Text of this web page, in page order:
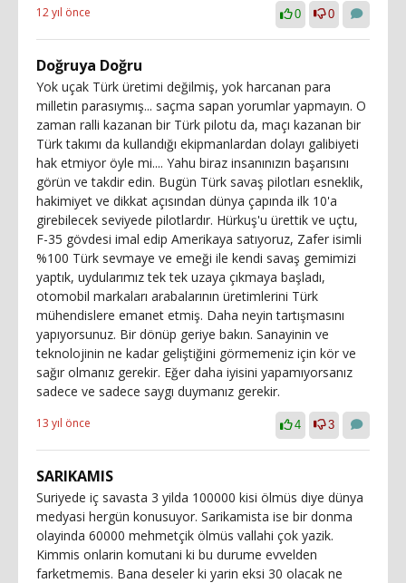
12 yıl önce 0 0
Doğruya Doğru
Yok uçak Türk üretimi değilmiş, yok harcanan para
milletin parasıymış... saçma sapan yorumlar yapmayın. O
zaman ralli kazanan bir Türk pilotu da, maçı kazanan bir
Türk takımı da kullandığı ekipmanlardan dolayı galibiyeti
hak etmiyor öyle mi.... Yahu biraz insanınızın başarısını
görün ve takdir edin. Bugün Türk savaş pilotları esneklik,
hakimiyet ve dikkat açısından dünya çapında ilk 10'a
girebilecek seviyede pilotlardır. Hürkuş'u ürettik ve uçtu,
F-35 gövdesi imal edip Amerikaya satıyoruz, Zafer isimli
%100 Türk sevmaye ve emeği ile kendi savaş gemimizi
yaptık, uydularımız tek tek uzaya çıkmaya başladı,
otomobil markaları arabalarının üretimlerini Türk
mühendislere emanet etmiş. Daha neyin tartışmasını
yapıyorsunuz. Bir dönüp geriye bakın. Sanayinin ve
teknolojinin ne kadar geliştiğini görmemeniz için kör ve
sağır olmanız gerekir. Eğer daha iyisini yapamıyorsanız
sadece ve sadece saygı duymanız gerekir.
13 yıl önce 4 3
SARIKAMIS
Suriyede iç savasta 3 yilda 100000 kisi ölmüs diye dünya
medyasi hergün konusuyor. Sarikamista ise bir donma
olayinda 60000 mehmetçik ölmüs vallahi çok yazik.
Kimmis onlarin komutani ki bu durume evvelden
farketmemis. Bana deseler ki yarin eksi 30 olacak ne